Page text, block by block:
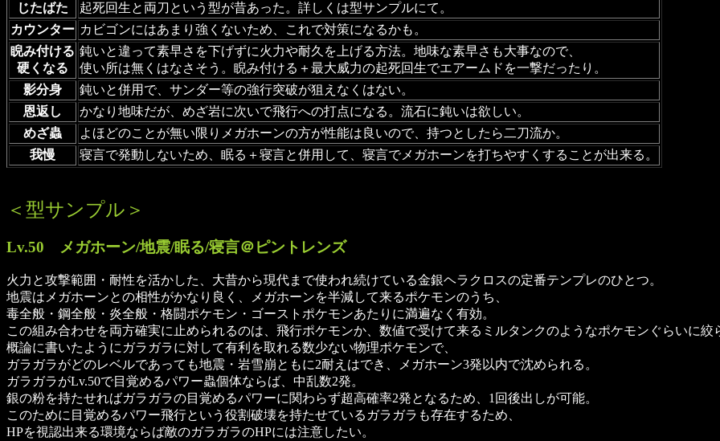
じたばた
起死回生と両刀という型が昔あった。詳しくは型サンプルにて。
カウンター カビゴンにはあまり強くないため、これで対策になるかも。
睨み付ける
硬くなる
鈍いと違って素早さを下げずに火力や耐久を上げる方法。地味な素早さも大事なので、
使い所は無くはなさそう。睨み付ける＋最大威力の起死回生でエアームドを一撃だったり。
影分身
鈍いと併用で、サンダー等の強行突破が狙えなくはない。
恩返し
かなり地味だが、めざ岩に次いで飛行への打点になる。流石に鈍いは欲しい。
めざ蟲
よほどのことが無い限りメガホーンの方が性能は良いので、持つとしたら二刀流か。
我慢
寝言で発動しないため、眠る＋寝言と併用して、寝言でメガホーンを打ちやすくすることが出来る。
＜型サンプル＞
Lv.50 メガホーン/地震/眠る/寝言＠ピントレンズ
火力と攻撃範囲・耐性を活かした、大昔から現代まで使われ続けている金銀ヘラクロスの定番テンプレのひとつ。
地震はメガホーンとの相性がかなり良く、メガホーンを半減して来るポケモンのうち、
毒全般・鋼全般・炎全般・格闘ポケモン・ゴーストポケモンあたりに満遍なく有効。
この組み合わせを両方確実に止められるのは、飛行ポケモンか、数値で受けて来るミルタンクのようなポケモンぐらいに絞
概論に書いたようにガラガラに対して有利を取れる数少ない物理ポケモンで、
ガラガラがどのレベルであっても地震・岩雪崩ともに2耐えはでき、メガホーン3発以内で沈められる。
ガラガラがLv.50で目覚めるパワー蟲個体ならば、中乱数2発。
銀の粉を持たせればガラガラの目覚めるパワーに関わらず超高確率2発となるため、1回後出しが可能。
このために目覚めるパワー飛行という役割破壊を持たせているガラガラも存在するため、
HPを視認出来る環境ならば敵のガラガラのHPには注意したい。